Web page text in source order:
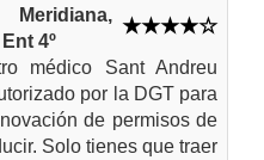
4º
médico Sant Andreu
por la DGT para
de permisos de
Solo tienes que traer